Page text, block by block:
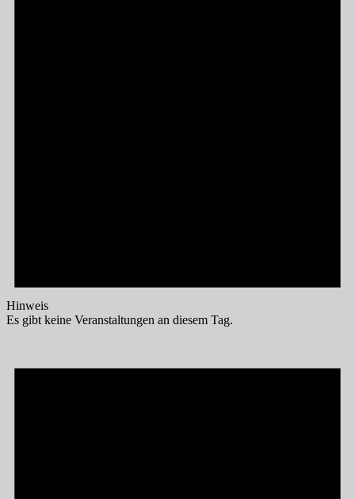
Hinweis
Es gibt keine Veranstaltungen an diesem Tag.